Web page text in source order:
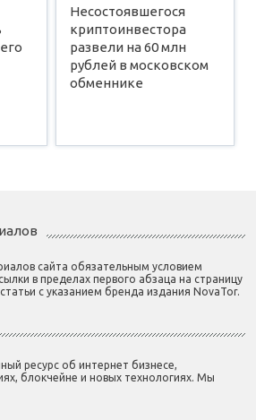
Несостоявшегося
криптоинвестора
развели на 60 млн
рублей в московском
обменнике
сайта обязательным условием
в пределах первого абзаца на страницу
с указанием бренда издания NovaTor.
ресурс об интернет бизнесе,
блокчейне и новых технологиях. Мы